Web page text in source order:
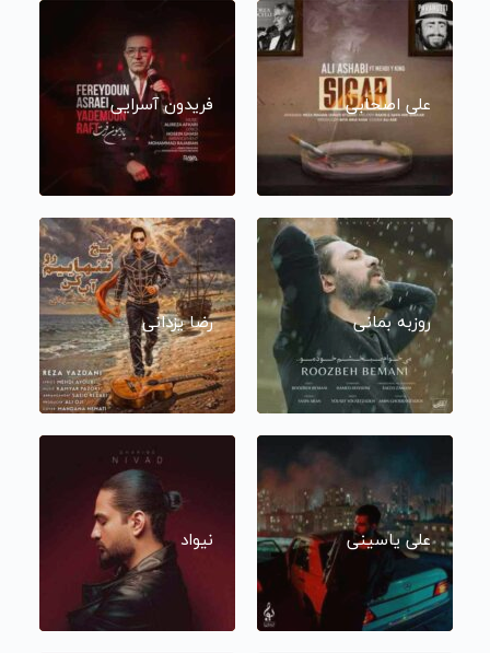
علی اصحابی فریدون آسرایی
روزبه بمانی رضا یزدانی
علی یاسینی نیواد